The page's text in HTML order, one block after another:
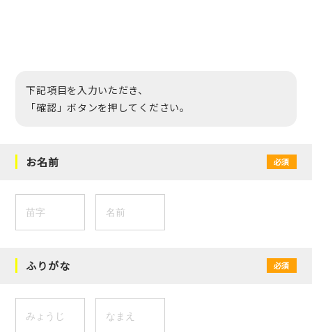
下記項目を入力いただき、
「確認」ボタンを押してください。
お名前 必須
ふりがな 必須